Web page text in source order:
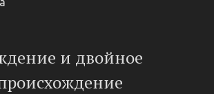
и двойное